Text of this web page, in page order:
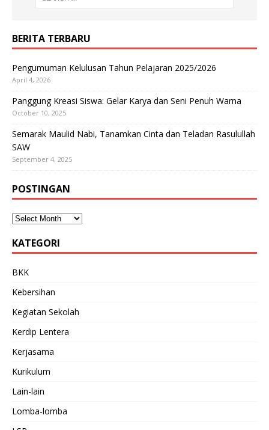
BERITA TERBARU
Pengumuman Kelulusan Tahun Pelajaran 2025/2026
April 4, 2026
Panggung Kreasi Siswa: Gelar Karya dan Seni Penuh Warna
October 10, 2025
Semarak Maulid Nabi, Tanamkan Cinta dan Teladan Rasulullah
SAW
September 4, 2025
POSTINGAN
KATEGORI
BKK
Kebersihan
Kegiatan Sekolah
Kerdip Lentera
Kerjasama
Kurikulum
Lain-lain
Lomba-lomba